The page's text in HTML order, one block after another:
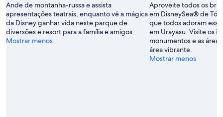
Ande de montanha-russa e assista
apresentações teatrais, enquanto vê a mágica
da Disney ganhar vida neste parque de
diversões e resort para a família e amigos.
Mostrar menos
Aproveite todos os
em DisneySea® de
que todos adoram
em Urayasu. Visite os
monumentos e as
área vibrante.
Mostrar menos